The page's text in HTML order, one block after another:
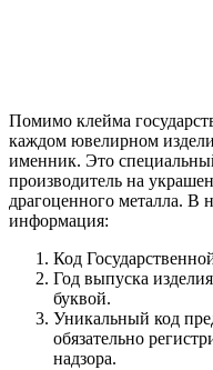
Помимо клейма
каждом ювелирном
именник. Это
производитель на
драгоценного металла. В
информация:
Код
Год выпуска
буквой.
Уникальный код
обязательно
надзора.